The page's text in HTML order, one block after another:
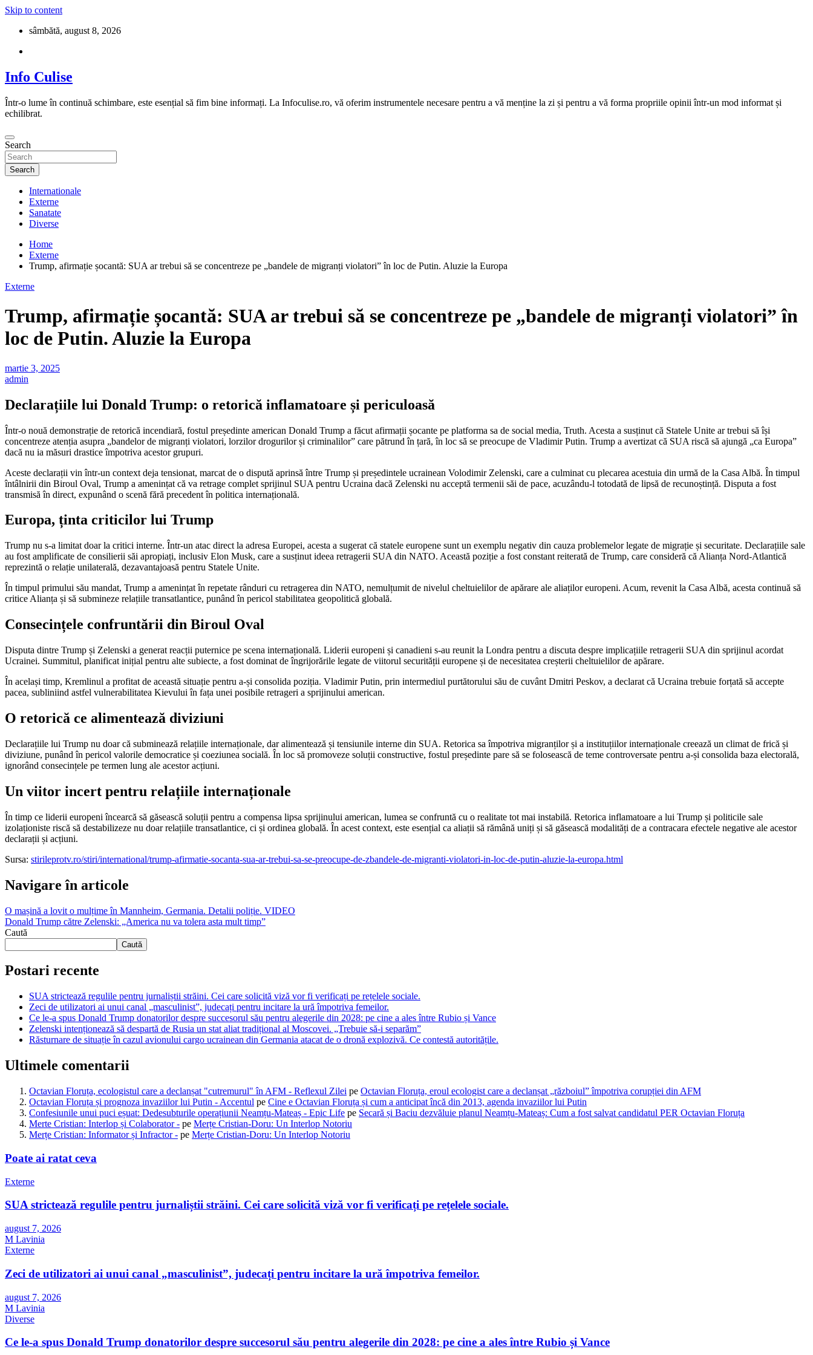
Skip to content
sâmbătă, august 8, 2026
Info Culise
Într-o lume în continuă schimbare, este esențial să fim bine informați. La Infoculise.ro, vă oferim instrumentele necesare pentru a vă menține la zi și pentru a vă forma propriile opinii într-un mod informat și
echilibrat.
Search
Search
Internationale
Externe
Sanatate
Diverse
Home
Externe
Trump, afirmație șocantă: SUA ar trebui să se concentreze pe „bandele de migranți violatori” în loc de Putin. Aluzie la Europa
Externe
Trump, afirmație șocantă: SUA ar trebui să se concentreze pe „bandele de migranți violatori” în
loc de Putin. Aluzie la Europa
martie 3, 2025
admin
Declarațiile lui Donald Trump: o retorică inflamatoare și periculoasă
Într-o nouă demonstrație de retorică incendiară, fostul președinte american Donald Trump a făcut afirmații șocante pe platforma sa de social media, Truth. Acesta a susținut că Statele Unite ar trebui să își
concentreze atenția asupra „bandelor de migranți violatori, lorzilor drogurilor și criminalilor” care pătrund în țară, în loc să se preocupe de Vladimir Putin. Trump a avertizat că SUA riscă să ajungă „ca Europa”
dacă nu ia măsuri drastice împotriva acestor grupuri.
Aceste declarații vin într-un context deja tensionat, marcat de o dispută aprinsă între Trump și președintele ucrainean Volodimir Zelenski, care a culminat cu plecarea acestuia din urmă de la Casa Albă. În timpul
întâlnirii din Biroul Oval, Trump a amenințat că va retrage complet sprijinul SUA pentru Ucraina dacă Zelenski nu acceptă termenii săi de pace, acuzându-l totodată de lipsă de recunoștință. Disputa a fost
transmisă în direct, expunând o scenă fără precedent în politica internațională.
Europa, ținta criticilor lui Trump
Trump nu s-a limitat doar la critici interne. Într-un atac direct la adresa Europei, acesta a sugerat că statele europene sunt un exemplu negativ din cauza problemelor legate de migrație și securitate. Declarațiile sale
au fost amplificate de consilierii săi apropiați, inclusiv Elon Musk, care a susținut ideea retragerii SUA din NATO. Această poziție a fost constant reiterată de Trump, care consideră că Alianța Nord-Atlantică
reprezintă o relație unilaterală, dezavantajoasă pentru Statele Unite.
În timpul primului său mandat, Trump a amenințat în repetate rânduri cu retragerea din NATO, nemulțumit de nivelul cheltuielilor de apărare ale aliaților europeni. Acum, revenit la Casa Albă, acesta continuă să
critice Alianța și să submineze relațiile transatlantice, punând în pericol stabilitatea geopolitică globală.
Consecințele confruntării din Biroul Oval
Disputa dintre Trump și Zelenski a generat reacții puternice pe scena internațională. Liderii europeni și canadieni s-au reunit la Londra pentru a discuta despre implicațiile retragerii SUA din sprijinul acordat
Ucrainei. Summitul, planificat inițial pentru alte subiecte, a fost dominat de îngrijorările legate de viitorul securității europene și de necesitatea creșterii cheltuielilor de apărare.
În același timp, Kremlinul a profitat de această situație pentru a-și consolida poziția. Vladimir Putin, prin intermediul purtătorului său de cuvânt Dmitri Peskov, a declarat că Ucraina trebuie forțată să accepte
pacea, subliniind astfel vulnerabilitatea Kievului în fața unei posibile retrageri a sprijinului american.
O retorică ce alimentează diviziuni
Declarațiile lui Trump nu doar că subminează relațiile internaționale, dar alimentează și tensiunile interne din SUA. Retorica sa împotriva migranților și a instituțiilor internaționale creează un climat de frică și
diviziune, punând în pericol valorile democratice și coeziunea socială. În loc să promoveze soluții constructive, fostul președinte pare să se folosească de teme controversate pentru a-și consolida baza electorală,
ignorând consecințele pe termen lung ale acestor acțiuni.
Un viitor incert pentru relațiile internaționale
În timp ce liderii europeni încearcă să găsească soluții pentru a compensa lipsa sprijinului american, lumea se confruntă cu o realitate tot mai instabilă. Retorica inflamatoare a lui Trump și politicile sale
izolaționiste riscă să destabilizeze nu doar relațiile transatlantice, ci și ordinea globală. În acest context, este esențial ca aliații să rămână uniți și să găsească modalități de a contracara efectele negative ale acestor
declarații și acțiuni.
Sursa: stirileprotv.ro/stiri/international/trump-afirmatie-socanta-sua-ar-trebui-sa-se-preocupe-de-zbandele-de-migranti-violatori-in-loc-de-putin-aluzie-la-europa.html
Navigare în articole
O mașină a lovit o mulțime în Mannheim, Germania. Detalii poliție. VIDEO
Donald Trump către Zelenski: „America nu va tolera asta mult timp”
Caută
Caută
Postari recente
SUA strictează regulile pentru jurnaliștii străini. Cei care solicită viză vor fi verificați pe rețelele sociale.
Zeci de utilizatori ai unui canal „masculinist”, judecați pentru incitare la ură împotriva femeilor.
Ce le-a spus Donald Trump donatorilor despre succesorul său pentru alegerile din 2028: pe cine a ales între Rubio și Vance
Zelenski intenționează să despartă de Rusia un stat aliat tradițional al Moscovei. „Trebuie să-i separăm”
Răsturnare de situație în cazul avionului cargo ucrainean din Germania atacat de o dronă explozivă. Ce contestă autoritățile.
Ultimele comentarii
Octavian Floruța, ecologistul care a declanșat "cutremurul" în AFM - Reflexul Zilei pe Octavian Floruța, eroul ecologist care a declanșat „războiul” împotriva corupției din AFM
Octavian Floruța și prognoza invaziilor lui Putin - Accentul pe Cine e Octavian Floruța și cum a anticipat încă din 2013, agenda invaziilor lui Putin
Confesiunile unui puci eșuat: Dedesubturile operațiunii Neamțu-Mateaș - Epic Life pe Secară și Baciu dezvăluie planul Neamțu-Mateaș: Cum a fost salvat candidatul PER Octavian Floruța
Merte Cristian: Interlop și Colaborator - pe Merțe Cristian-Doru: Un Interlop Notoriu
Merțe Cristian: Informator și Infractor - pe Merțe Cristian-Doru: Un Interlop Notoriu
Poate ai ratat ceva
Externe
SUA strictează regulile pentru jurnaliștii străini. Cei care solicită viză vor fi verificați pe rețelele sociale.
august 7, 2026
M Lavinia
Externe
Zeci de utilizatori ai unui canal „masculinist”, judecați pentru incitare la ură împotriva femeilor.
august 7, 2026
M Lavinia
Diverse
Ce le-a spus Donald Trump donatorilor despre succesorul său pentru alegerile din 2028: pe cine a ales între Rubio și Vance